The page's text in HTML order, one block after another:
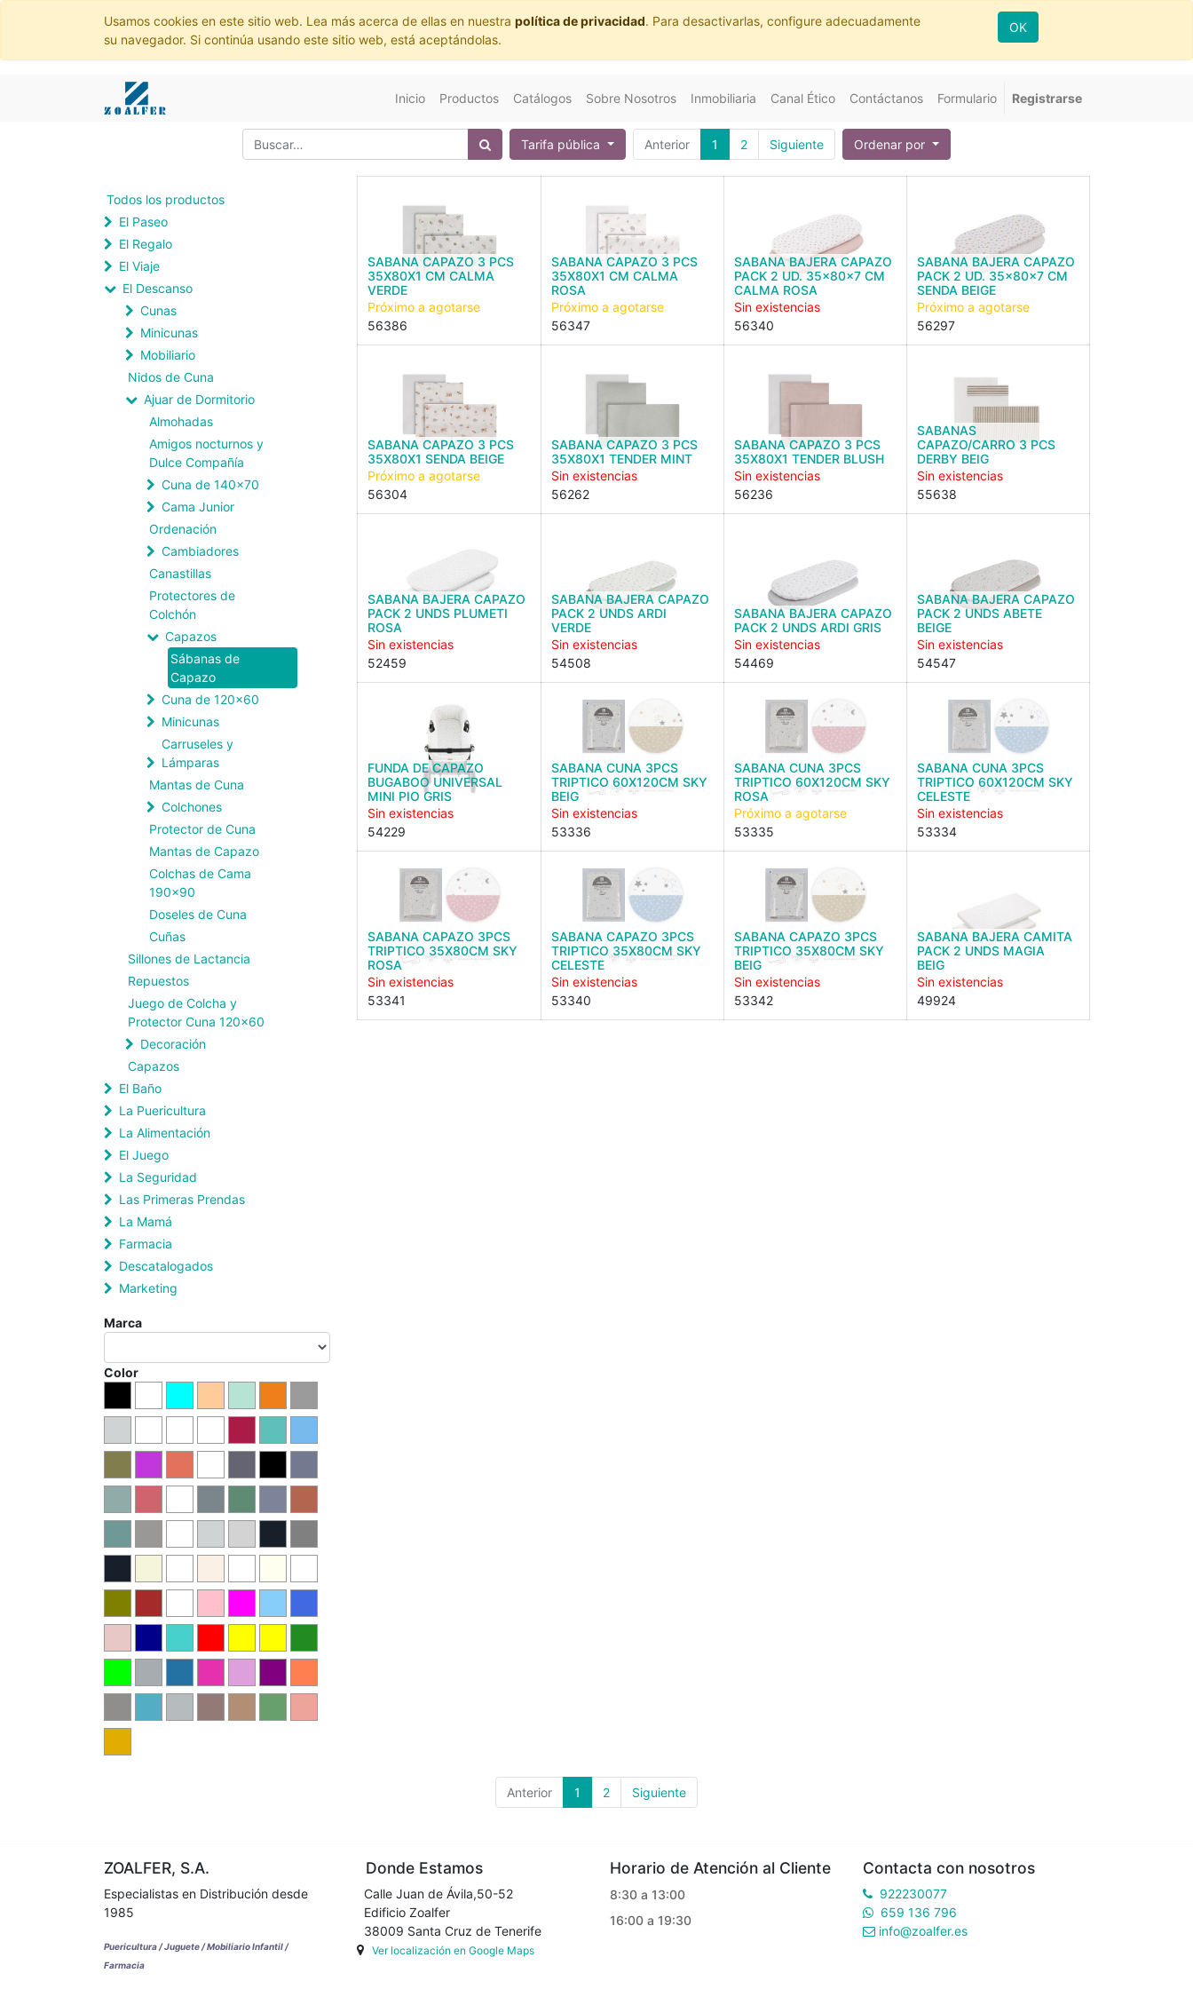
Usamos cookies en este sitio web. Lea más acerca de ellas en nuestra política de privacidad. Para desactivarlas, configure adecuadamente
su navegador. Si continúa usando este sitio web, está aceptándolas.
OK
Inicio Productos Catálogos Sobre Nosotros Inmobiliaria Canal Ético Contáctanos Formulario Registrarse
Tarifa pública Anterior 1 2 Siguiente Ordenar por
Todos los productos
El Paseo
El Regalo
El Viaje
El Descanso
Cunas
Minicunas
Mobiliario
Nidos de Cuna
Ajuar de Dormitorio
Almohadas
Amigos nocturnos y
Dulce Compañía
Cuna de 140x70
Cama Junior
Ordenación
Cambiadores
Canastillas
Protectores de
Colchón
Capazos
Sábanas de
Capazo
Cuna de 120x60
Minicunas
Carruseles y
Lámparas
Mantas de Cuna
Colchones
Protector de Cuna
Mantas de Capazo
Colchas de Cama
190x90
Doseles de Cuna
Cuñas
Sillones de Lactancia
Repuestos
Juego de Colcha y
Protector Cuna 120x60
Decoración
Capazos
El Baño
La Puericultura
La Alimentación
El Juego
La Seguridad
Las Primeras Prendas
La Mamá
Farmacia
Descatalogados
Marketing
Marca
Color
SABANA CAPAZO 3 PCS
35X80X1 CM CALMA
VERDE
Próximo a agotarse
56386
SABANA CAPAZO 3 PCS
35X80X1 CM CALMA
ROSA
Próximo a agotarse
56347
SABANA BAJERA CAPAZO
PACK 2 UD. 35x80x7 CM
CALMA ROSA
Sin existencias
56340
SABANA BAJERA CAPAZO
PACK 2 UD. 35x80x7 CM
SENDA BEIGE
Próximo a agotarse
56297
SABANA CAPAZO 3 PCS
35X80X1 SENDA BEIGE
Próximo a agotarse
56304
SABANA CAPAZO 3 PCS
35X80X1 TENDER MINT
Sin existencias
56262
SABANA CAPAZO 3 PCS
35X80X1 TENDER BLUSH
Sin existencias
56236
SABANAS
CAPAZO/CARRO 3 PCS
DERBY BEIG
Sin existencias
55638
SABANA BAJERA CAPAZO
PACK 2 UNDS PLUMETI
ROSA
Sin existencias
52459
SABANA BAJERA CAPAZO
PACK 2 UNDS ARDI
VERDE
Sin existencias
54508
SABANA BAJERA CAPAZO
PACK 2 UNDS ARDI GRIS
Sin existencias
54469
SABANA BAJERA CAPAZO
PACK 2 UNDS ABETE
BEIGE
Sin existencias
54547
FUNDA DE CAPAZO
BUGABOO UNIVERSAL
MINI PIO GRIS
Sin existencias
54229
SABANA CUNA 3PCS
TRIPTICO 60X120CM SKY
BEIG
Sin existencias
53336
SABANA CUNA 3PCS
TRIPTICO 60X120CM SKY
ROSA
Próximo a agotarse
53335
SABANA CUNA 3PCS
TRIPTICO 60X120CM SKY
CELESTE
Sin existencias
53334
SABANA CAPAZO 3PCS
TRIPTICO 35X80CM SKY
ROSA
Sin existencias
53341
SABANA CAPAZO 3PCS
TRIPTICO 35X80CM SKY
CELESTE
Sin existencias
53340
SABANA CAPAZO 3PCS
TRIPTICO 35X80CM SKY
BEIG
Sin existencias
53342
SABANA BAJERA CAMITA
PACK 2 UNDS MAGIA
BEIG
Sin existencias
49924
Anterior 1 2 Siguiente
ZOALFER, S.A.
Especialistas en Distribución desde
1985
Puericultura / Juguete / Mobiliario Infantil /
Farmacia
Donde Estamos
Calle Juan de Ávila,50-52
Edificio Zoalfer
38009 Santa Cruz de Tenerife
Ver localización en Google Maps
Horario de Atención al Cliente
8:30 a 13:00
16:00 a 19:30
Contacta con nosotros
922230077
659 136 796
info@zoalfer.es